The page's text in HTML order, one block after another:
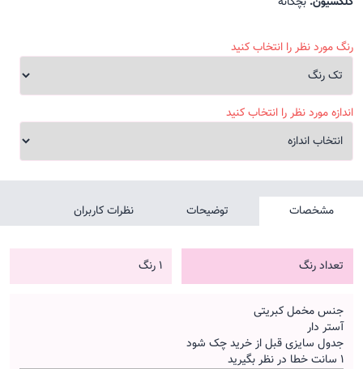
رنگ مورد نظر را انتخاب کنید
اندازه مورد نظر را انتخاب کنید
مشخصات توضیحات نظرات کاربران
تعداد رنگ 1 رنگ
جنس مخمل کبریتی
آستر دار
جدول سایزی قبل از خرید چک شود
۱ سانت خطا در نظر بگیرید